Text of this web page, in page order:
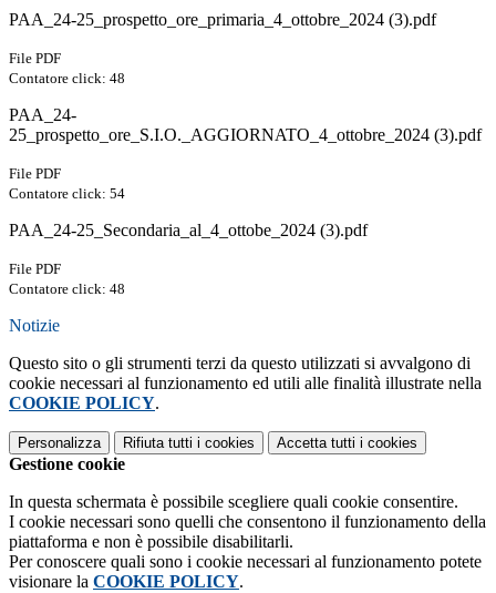
PAA_24-25_prospetto_ore_primaria_4_ottobre_2024 (3).pdf
File PDF
Contatore click: 48
PAA_24-
25_prospetto_ore_S.I.O._AGGIORNATO_4_ottobre_2024 (3).pdf
File PDF
Contatore click: 54
PAA_24-25_Secondaria_al_4_ottobe_2024 (3).pdf
File PDF
Contatore click: 48
Notizie
Questo sito o gli strumenti terzi da questo utilizzati si avvalgono di
cookie necessari al funzionamento ed utili alle finalità illustrate nella
COOKIE POLICY.
Personalizza Rifiuta tutti i cookies Accetta tutti i cookies
Gestione cookie
In questa schermata è possibile scegliere quali cookie consentire.
I cookie necessari sono quelli che consentono il funzionamento della
piattaforma e non è possibile disabilitarli.
Per conoscere quali sono i cookie necessari al funzionamento potete
visionare la COOKIE POLICY.